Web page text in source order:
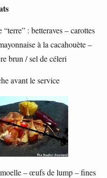
: betteraves – carottes
à la cacahouète –
brun / sel de céleri
avant le service
– œufs de lump – fines